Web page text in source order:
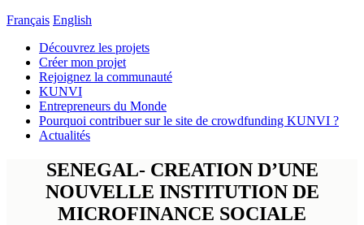
Français English
Découvrez les projets
Créer mon projet
Rejoignez la communauté
KUNVI
Entrepreneurs du Monde
Pourquoi contribuer sur le site de crowdfunding KUNVI ?
Actualités
SENEGAL- CREATION D’UNE
NOUVELLE INSTITUTION DE
MICROFINANCE SOCIALE